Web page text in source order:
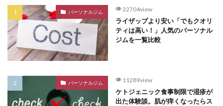
パーソナルジム 22704view
ライザップより安い「でもクオリ
ティは高い！」人気のパーソナル
ジムを一覧比較
パーソナルジム 11289view
ケトジェニック食事制限で湿疹が
出た体験談。肌が痒くなったらス